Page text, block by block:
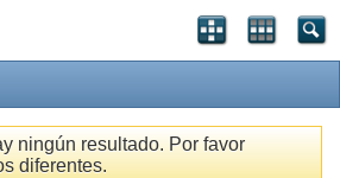
ningún resultado. Por favor
diferentes.